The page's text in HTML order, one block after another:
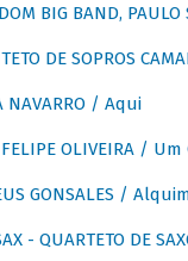
BIG BAND,
DE SOPROS
NAVARRO / Aqui
FELIPE OLIVEIRA /
GONSALES /
- QUARTETO DE